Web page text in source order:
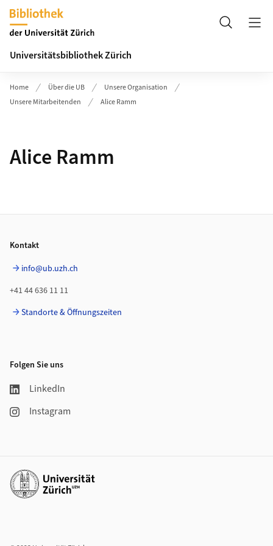
Header
Suche
Universitätsbibliothek Zürich
Home Über die UB
Unsere Organisation
Unsere Mitarbeitenden
Alice Ramm
Alice Ramm
Kontakt
info@ub.uzh.ch
+41 44 636 11 11
Standorte & Öffnungszeiten
Folgen Sie uns
LinkedIn
Instagram
Weiterführende Links